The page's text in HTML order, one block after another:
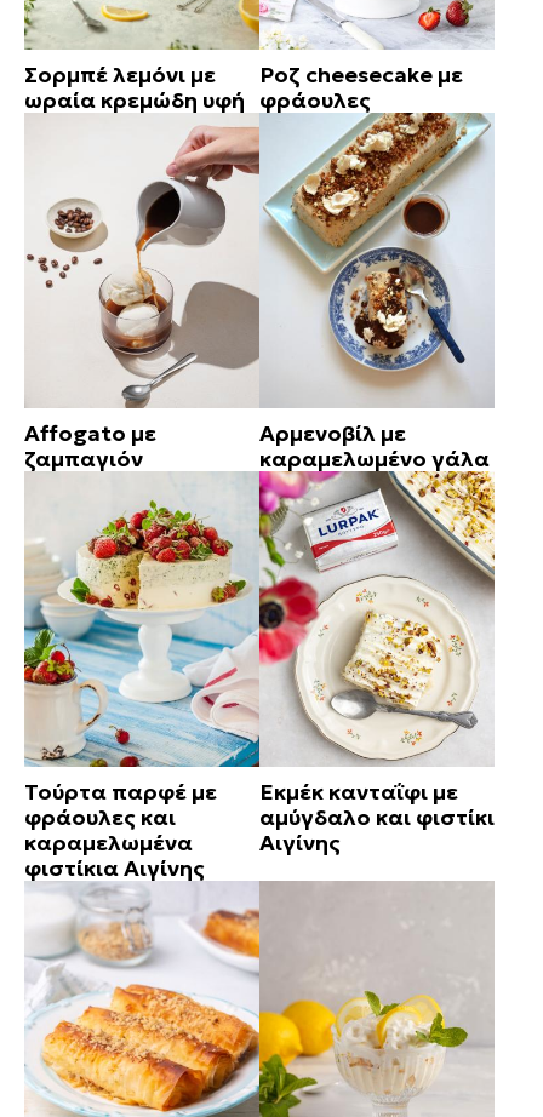
Σορμπέ λεμόνι με
ωραία κρεμώδη υφή
Ροζ cheesecake με
φράουλες
Affogato με
ζαμπαγιόν
Αρμενοβίλ με
καραμελωμένο γάλα
Τούρτα παρφέ με
φράουλες και
καραμελωμένα
φιστίκια Αιγίνης
Εκμέκ κανταΐφι με
αμύγδαλο και φιστίκι
Αιγίνης